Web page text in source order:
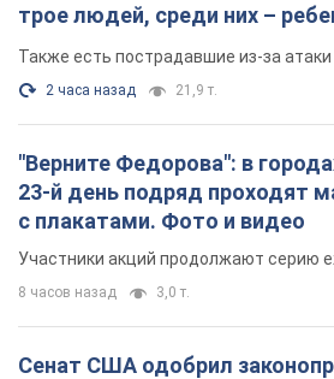
трое людей, среди них –
Также есть пострадавшие из-за атаки
2 часа назад 21,9 т.
"Верните Федорова": в
23-й день подряд проходят
с плакатами. Фото и видео
Участники акций продолжают серию
8 часов назад 3,0 т.
Сенат США одобрил